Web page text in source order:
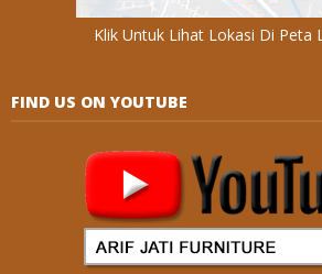
Klik Untuk Lihat Lokasi Di Peta
FIND US ON YOUTUBE